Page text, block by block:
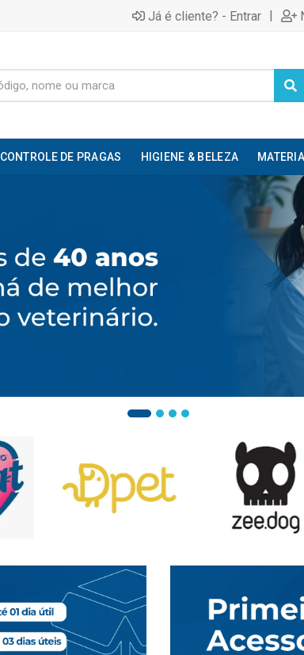
Já é cliente? - Entrar |
CONTROLE DE PRAGAS HIGIENE & BELEZA